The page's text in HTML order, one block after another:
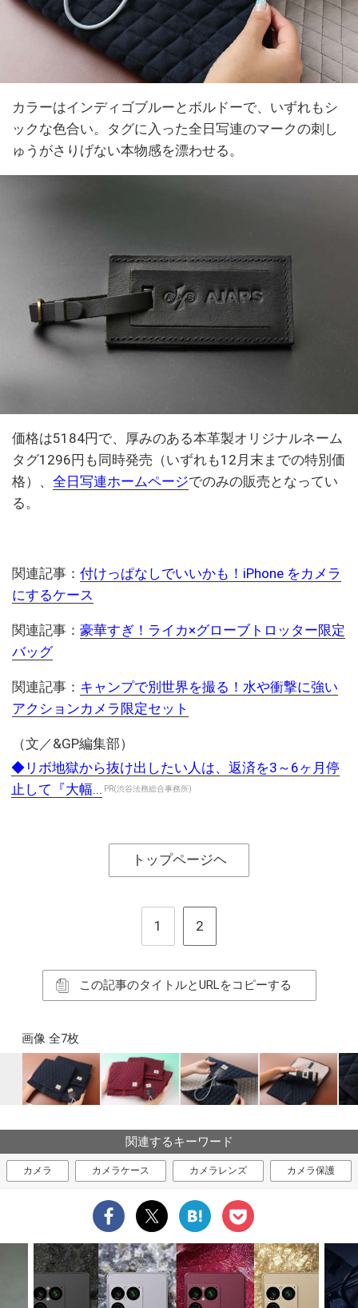
カラーはインディゴブルーとボルドーで、いずれもシ
ックな色合い。タグに入った全日写連のマークの刺し
ゅうがさりげない本物感を漂わせる。
価格は5184円で、厚みのある本革製オリジナルネーム
タグ1296円も同時発売（いずれも12月末までの特別価
格）、 全日写連ホームページでのみの販売となってい
る。
関連記事： 付けっぱなしでいいかも！iPhone をカメラ
にするケース
関連記事： 豪華すぎ！ライカ×グローブトロッター限定
バッグ
関連記事： キャンプで別世界を撮る！水や衝撃に強い
アクションカメラ限定セット
（文／&GP編集部）
◆リボ地獄から抜け出したい人は、返済を3～6ヶ月停
止して『大幅... PR(渋谷法務総合事務所)
トップページヘ
1 2
この記事のタイトルとURLをコピーする
画像 全7枚
関連するキーワード
カメラ カメラケース カメラレンズ カメラ保護